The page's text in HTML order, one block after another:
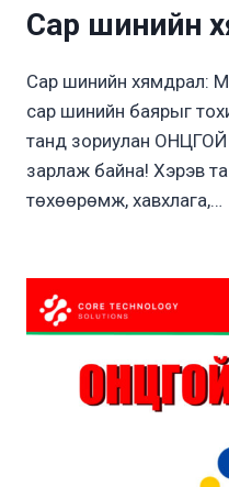
Сар шинийн
Сар шинийн хямдрал:
сар шинийн баярыг
танд зориулан
зарлаж байна! Хэрэв
төхөөрөмж, хавхлага,…